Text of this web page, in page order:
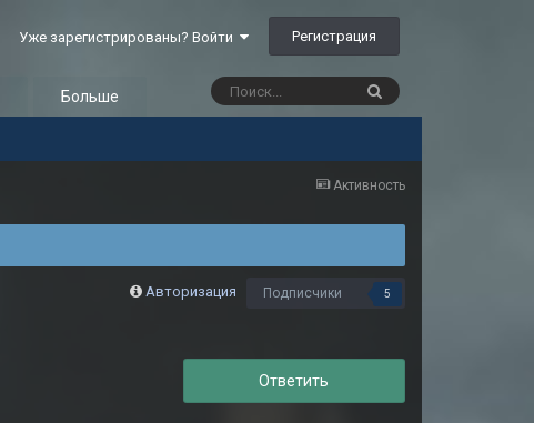
Уже зарегистрированы? Войти Регистрация
Больше
Активность
Авторизация Подписчики 5
Ответить